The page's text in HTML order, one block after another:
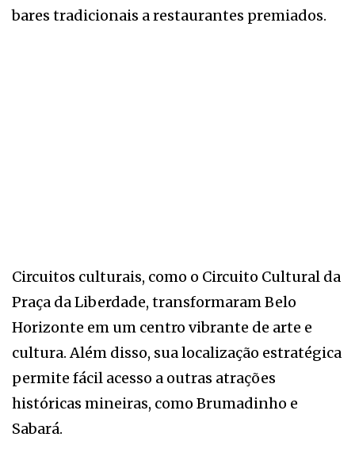
bares tradicionais a restaurantes premiados.
Circuitos culturais, como o Circuito Cultural da
Praça da Liberdade, transformaram Belo
Horizonte em um centro vibrante de arte e
cultura. Além disso, sua localização estratégica
permite fácil acesso a outras atrações
históricas mineiras, como Brumadinho e
Sabará.